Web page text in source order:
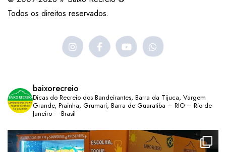
Todos os direitos reservados.
baixorecreio
Dicas do Recreio dos Bandeirantes, Barra da Tijuca, Vargem
Grande, Prainha, Grumari, Barra de Guaratiba – RIO – Rio de
Janeiro – Brasil